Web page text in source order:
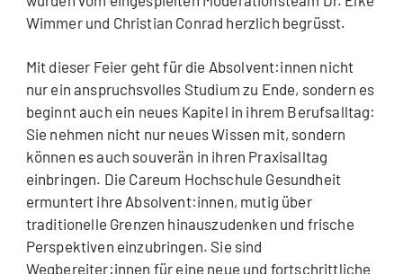
Wimmer und Christian Conrad herzlich begrüsst.
Mit dieser Feier geht für die Absolvent:innen nicht
nur ein anspruchsvolles Studium zu Ende, sondern es
beginnt auch ein neues Kapitel in ihrem Berufsalltag:
Sie nehmen nicht nur neues Wissen mit, sondern
können es auch souverän in ihren Praxisalltag
einbringen. Die Careum Hochschule Gesundheit
ermuntert ihre Absolvent:innen, mutig über
traditionelle Grenzen hinauszudenken und frische
Perspektiven einzubringen. Sie sind
Wegbereiter:innen für eine neue und fortschrittliche